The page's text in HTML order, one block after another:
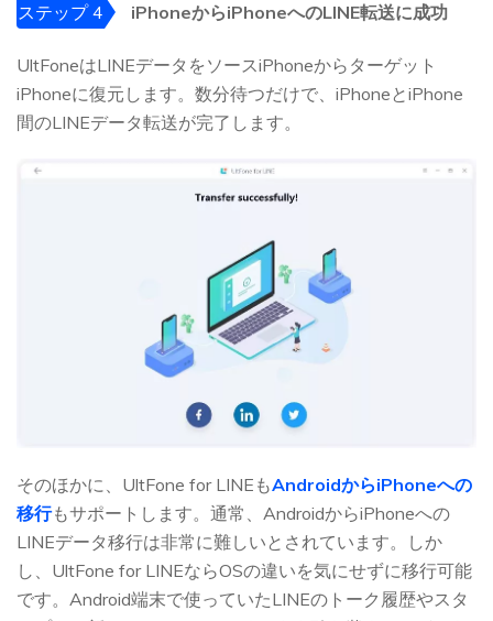
ステップ 4 iPhoneからiPhoneへのLINE転送に成功
UltFoneはLINEデータをソースiPhoneからターゲット
iPhoneに復元します。数分待つだけで、iPhoneとiPhone
間のLINEデータ転送が完了します。
そのほかに、UltFone for LINEもAndroidからiPhoneへの
移行もサポートします。通常、AndroidからiPhoneへの
LINEデータ移行は非常に難しいとされています。しか
し、UltFone for LINEならOSの違いを気にせずに移行可能
です。Android端末で使っていたLINEのトーク履歴やスタ